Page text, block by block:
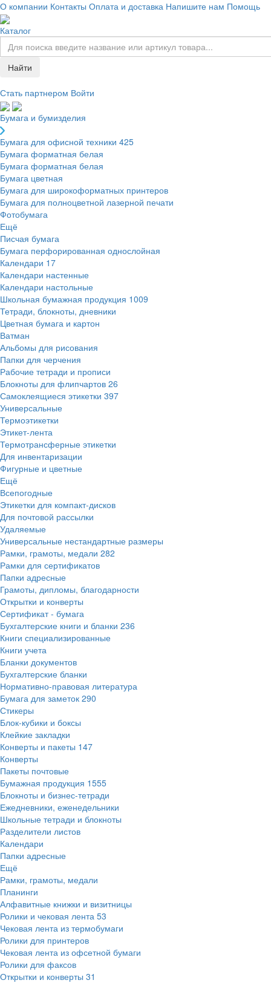
О компании Контакты Оплата и доставка Напишите нам Помощь
Каталог
Найти
Стать партнером Войти
Бумага и бумизделия
Бумага для офисной техники 425
Бумага форматная белая
Бумага форматная белая
Бумага цветная
Бумага для широкоформатных принтеров
Бумага для полноцветной лазерной печати
Фотобумага
Ещё
Писчая бумага
Бумага перфорированная однослойная
Календари 17
Календари настенные
Календари настольные
Школьная бумажная продукция 1009
Тетради, блокноты, дневники
Цветная бумага и картон
Ватман
Альбомы для рисования
Папки для черчения
Рабочие тетради и прописи
Блокноты для флипчартов 26
Самоклеящиеся этикетки 397
Универсальные
Термоэтикетки
Этикет-лента
Термотрансферные этикетки
Для инвентаризации
Фигурные и цветные
Ещё
Всепогодные
Этикетки для компакт-дисков
Для почтовой рассылки
Удаляемые
Универсальные нестандартные размеры
Рамки, грамоты, медали 282
Рамки для сертификатов
Папки адресные
Грамоты, дипломы, благодарности
Открытки и конверты
Сертификат - бумага
Бухгалтерские книги и бланки 236
Книги специализированные
Книги учета
Бланки документов
Бухгалтерские бланки
Нормативно-правовая литература
Бумага для заметок 290
Стикеры
Блок-кубики и боксы
Клейкие закладки
Конверты и пакеты 147
Конверты
Пакеты почтовые
Бумажная продукция 1555
Блокноты и бизнес-тетради
Ежедневники, еженедельники
Школьные тетради и блокноты
Разделители листов
Календари
Папки адресные
Ещё
Рамки, грамоты, медали
Планинги
Алфавитные книжки и визитницы
Ролики и чековая лента 53
Чековая лента из термобумаги
Ролики для принтеров
Чековая лента из офсетной бумаги
Ролики для факсов
Открытки и конверты 31